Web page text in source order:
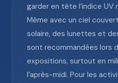
garder en tête l’indice UV
Même avec un ciel
solaire, des lunettes et
sont recommandées lors
expositions, surtout en
l’après-midi. Pour les